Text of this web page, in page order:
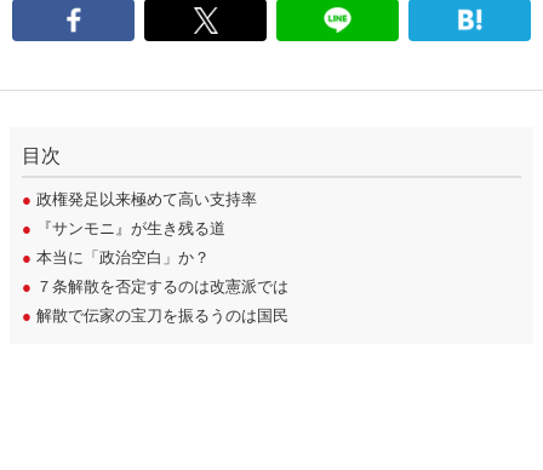
目次
● 政権発足以来極めて高い支持率
● 『サンモニ』が生き残る道
● 本当に「政治空白」か？
● ７条解散を否定するのは改憲派では
● 解散で伝家の宝刀を振るうのは国民